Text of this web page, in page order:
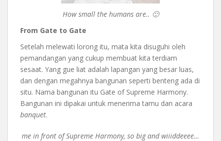
How small the humans are.. 🙂
From Gate to Gate
Setelah melewati lorong itu, mata kita disuguhi oleh
pemandangan yang cukup membuat kita terdiam
sesaat. Yang gue liat adalah lapangan yang besar luas,
dan dengan megahnya bangunan seperti benteng ada di
situ. Nama bangunan itu Gate of Supreme Harmony.
Bangunan ini dipakai untuk menerima tamu dan acara
banquet.
me in front of Supreme Harmony, so big and wiiiddeeee…